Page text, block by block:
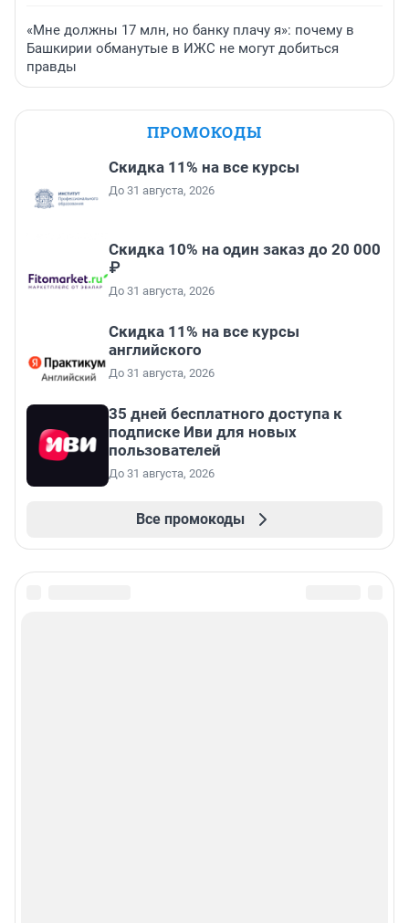
«Мне должны 17 млн, но банку плачу я»: почему в
Башкирии обманутые в ИЖС не могут добиться
правды
ПРОМОКОДЫ
Скидка 11% на все курсы
До 31 августа, 2026
Скидка 10% на один заказ до 20 000
₽
До 31 августа, 2026
Скидка 11% на все курсы
английского
До 31 августа, 2026
35 дней бесплатного доступа к
подписке Иви для новых
пользователей
До 31 августа, 2026
Все промокоды